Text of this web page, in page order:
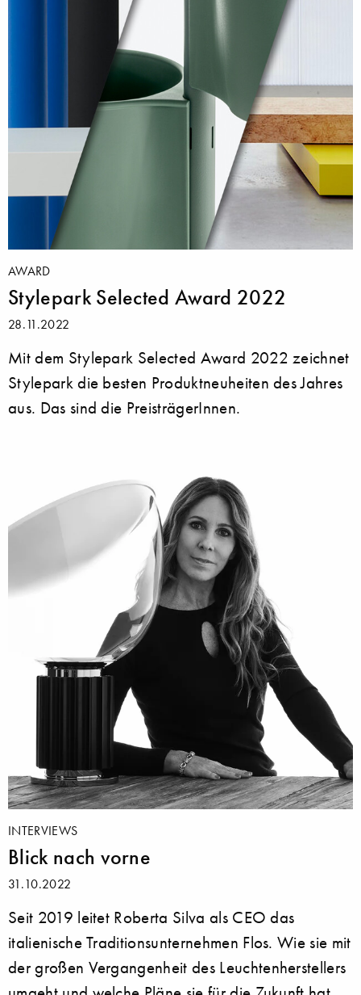
AWARD
Stylepark Selected Award 2022
28.11.2022
Mit dem Stylepark Selected Award 2022 zeichnet
Stylepark die besten Produktneuheiten des Jahres
aus. Das sind die PreisträgerInnen.
INTERVIEWS
Blick nach vorne
31.10.2022
Seit 2019 leitet Roberta Silva als CEO das
italienische Traditionsunternehmen Flos. Wie sie mit
der großen Vergangenheit des Leuchtenherstellers